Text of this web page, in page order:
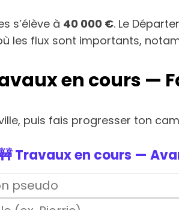
s’élève à 40 000 €. Le
les flux sont importants,
en cours —
puis fais progresser ton
Travaux en cours —